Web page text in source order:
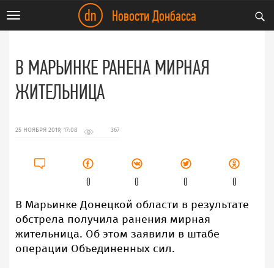
dn Новости Донбасса
В МАРЬИНКЕ РАНЕНА МИРНАЯ
ЖИТЕЛЬНИЦА
25 НОЯБРЯ 2019, 17:08 367
0 0 0 0
В Марьинке Донецкой области в результате
обстрела получила ранения мирная
жительница. Об этом заявили в штабе
операции Объединенных сил.